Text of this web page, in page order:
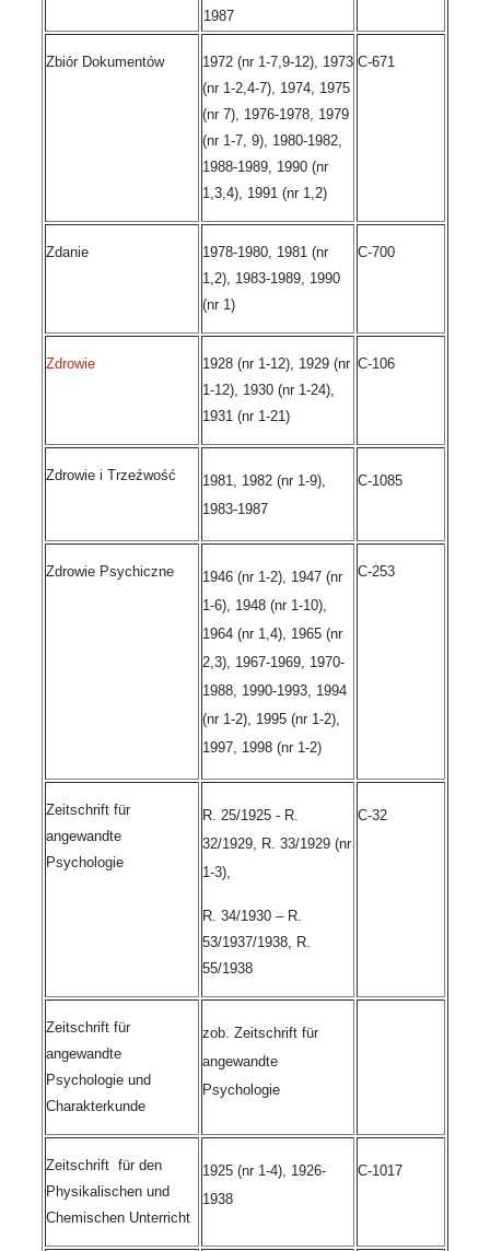
1987
Zbiór Dokumentów
1972 (nr 1-7,9-12), 1973
(nr 1-2,4-7), 1974, 1975
(nr 7), 1976-1978, 1979
(nr 1-7, 9), 1980-1982,
1988-1989, 1990 (nr
1,3,4), 1991 (nr 1,2)
C-671
Zdanie
1978-1980, 1981 (nr
1,2), 1983-1989, 1990
(nr 1)
C-700
Zdrowie
1928 (nr 1-12), 1929 (nr
1-12), 1930 (nr 1-24),
1931 (nr 1-21)
C-106
Zdrowie i Trzeźwość
1981, 1982 (nr 1-9),
1983-1987
C-1085
Zdrowie Psychiczne
1946 (nr 1-2), 1947 (nr
1-6), 1948 (nr 1-10),
1964 (nr 1,4), 1965 (nr
2,3), 1967-1969, 1970-
1988, 1990-1993, 1994
(nr 1-2), 1995 (nr 1-2),
1997, 1998 (nr 1-2)
C-253
Zeitschrift für
angewandte
Psychologie
R. 25/1925 - R.
32/1929, R. 33/1929 (nr
1-3),
R. 34/1930 – R.
53/1937/1938, R.
55/1938
C-32
Zeitschrift für
angewandte
Psychologie und
Charakterkunde
zob. Zeitschrift für
angewandte
Psychologie
Zeitschrift für den
Physikalischen und
Chemischen Unterricht
1925 (nr 1-4), 1926-
1938
C-1017